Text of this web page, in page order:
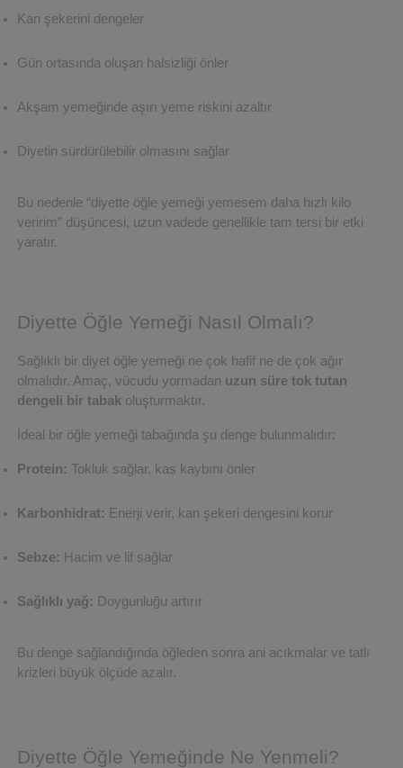
Kan şekerini dengeler
Gün ortasında oluşan halsizliği önler
Akşam yemeğinde aşırı yeme riskini azaltır
Diyetin sürdürülebilir olmasını sağlar
Bu nedenle “diyette öğle yemeği yemesem daha hızlı kilo
veririm” düşüncesi, uzun vadede genellikle tam tersi bir etki
yaratır.
Diyette Öğle Yemeği Nasıl Olmalı?
Sağlıklı bir diyet öğle yemeği ne çok hafif ne de çok ağır
olmalıdır. Amaç, vücudu yormadan uzun süre tok tutan
dengeli bir tabak oluşturmaktır.
İdeal bir öğle yemeği tabağında şu denge bulunmalıdır:
Protein: Tokluk sağlar, kas kaybını önler
Karbonhidrat: Enerji verir, kan şekeri dengesini korur
Sebze: Hacim ve lif sağlar
Sağlıklı yağ: Doygunluğu artırır
Bu denge sağlandığında öğleden sonra ani acıkmalar ve tatlı
krizleri büyük ölçüde azalır.
Diyette Öğle Yemeğinde Ne Yenmeli?